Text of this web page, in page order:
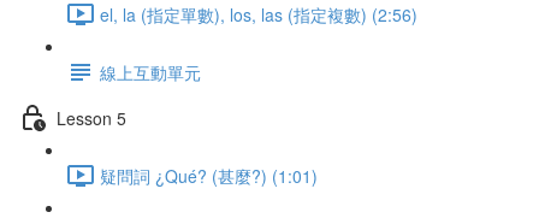
el, la (指定單數), los, las (指定複數) (2:56)
線上互動單元
Lesson 5
疑問詞 ¿Qué? (甚麼?) (1:01)